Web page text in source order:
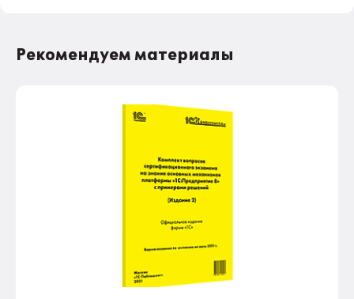
Рекомендуем материалы